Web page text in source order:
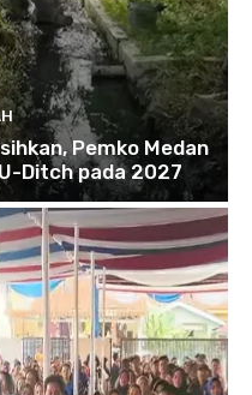
Pemko Medan
Ditch pada 2027